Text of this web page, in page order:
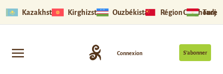
Kazakhstan Kirghizstan Ouzbékistan Région Ouïghoure
S’abonner
Connexion